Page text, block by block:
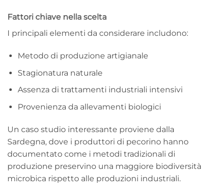
Fattori chiave nella scelta
I principali elementi da considerare includono:
Metodo di produzione artigianale
Stagionatura naturale
Assenza di trattamenti industriali intensivi
Provenienza da allevamenti biologici
Un caso studio interessante proviene dalla
Sardegna, dove i produttori di pecorino hanno
documentato come i metodi tradizionali di
produzione preservino una maggiore biodiversità
microbica rispetto alle produzioni industriali.